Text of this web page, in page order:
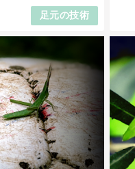
足元の技術